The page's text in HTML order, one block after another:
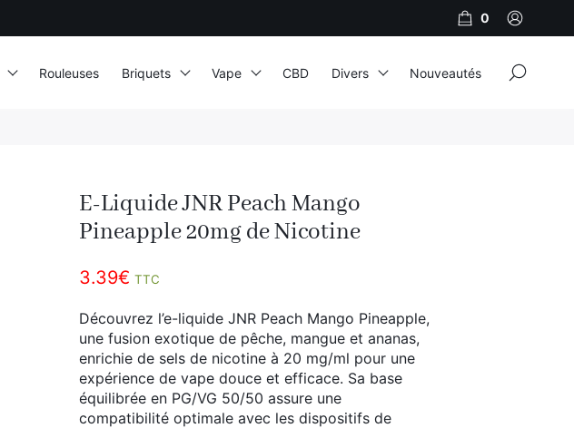
E-Liquide JNR Peach Mango
Pineapple 20mg de Nicotine
3.39€ TTC
Découvrez l’e-liquide JNR Peach Mango Pineapple,
une fusion exotique de pêche, mangue et ananas,
enrichie de sels de nicotine à 20 mg/ml pour une
expérience de vape douce et efficace. Sa base
équilibrée en PG/VG 50/50 assure une
compatibilité optimale avec les dispositifs de
0
Rouleuses Briquets Vape
Al Fakher
Cristal Puff
10ml
50ml
100ml
CBD Divers Nouveautés